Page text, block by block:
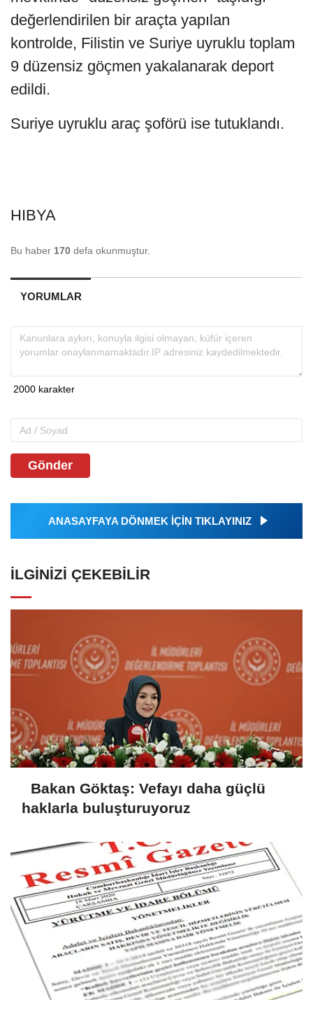
değerlendirilen bir araçta yapılan
kontrolde, Filistin ve Suriye uyruklu toplam
9 düzensiz göçmen yakalanarak deport
edildi.
Suriye uyruklu araç şoförü ise tutuklandı.
HIBYA
Bu haber 170 defa okunmuştur.
YORUMLAR
Gönder
ANASAYFAYA DÖNMEK İÇİN TIKLAYINIZ
İLGINIZI ÇEKEBILIR
Bakan Göktaş: Vefayı daha güçlü
haklarla buluşturuyoruz